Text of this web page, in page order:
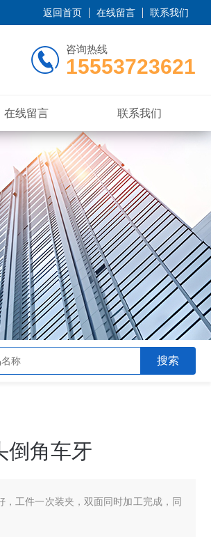
返回首页 在线留言 联系我们
咨询热线
15553723621
在线留言 联系我们
倒角车牙
工件一次装夹，双面同时加工完成，同